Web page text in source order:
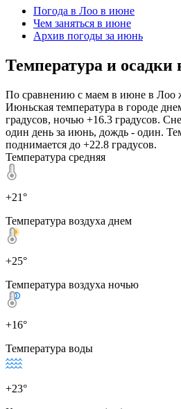
Погода в Лоо в июне
Чем заняться в июне
Архив погоды за июнь
Температура и
По сравнению с маем в июне в Лоо
Июньская температура в городе
градусов, ночью +16.3 градусов.
один день за июнь, дождь - один.
поднимается до +22.8 градусов.
Температура средняя
+21°
Температура воздуха днем
+25°
Температура воздуха ночью
+16°
Температура воды
+23°